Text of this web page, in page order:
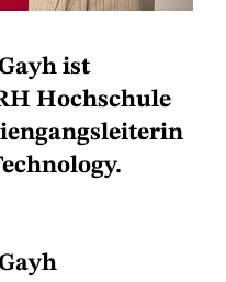
ist
Hochschule